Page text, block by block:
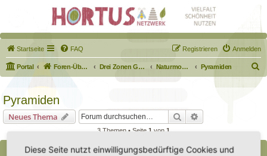
Startseite FAQ Anmelden
Registrieren
Portal Foren-Übersicht Drei Zonen Garten Naturmodule & kleine Biotope Pyramiden
u
Pyramiden
Neues Thema Suche
3 Themen • Seite1von1
Bekanntmachungen
Diese Seite nutzt einwilligungsbedürftige Cookies und